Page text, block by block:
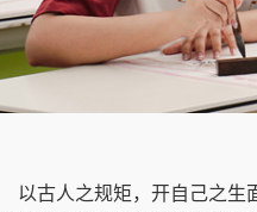
以古人之规矩，开自己之生